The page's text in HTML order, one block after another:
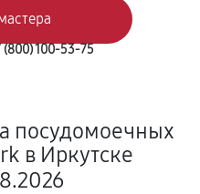
(800) 100-53-75
посудомоечных
в Иркутске